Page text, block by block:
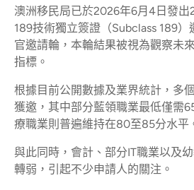
澳洲移民局已於2026年6月4日發
189技術獨立簽證（Subclass 189
官邀請輪，本輪結果被視為觀察未
指標。
根據目前公開數據及業界統計，多
獲邀，其中部分藍領職業最低僅需
療職業則普遍維持在80至85分水平
與此同時，會計、部分IT職業以及
轉弱，引起不少申請人的關注。